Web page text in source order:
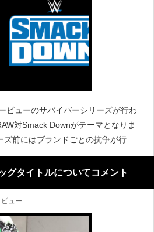
ビューのサバイバーシリーズが行わ
対Smack Downがテーマとなりま
前にはブランドごとの抗争が行わ
ランドの選手が大勢で侵攻するアン
しかしレスリングオブザ
グタイトルについてコメント
ュー